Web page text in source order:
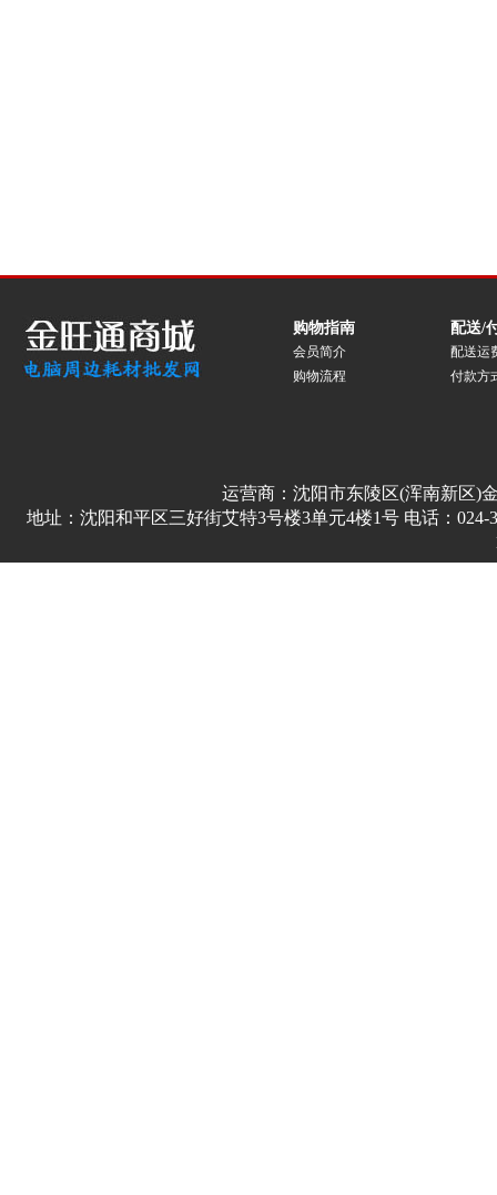
购物指南
会员简介
购物流程
配送/
配送运
付款方
运营商：沈阳市东陵区(浑南新区)
地址：沈阳和平区三好街艾特3号楼3单元4楼1号 电话：024-